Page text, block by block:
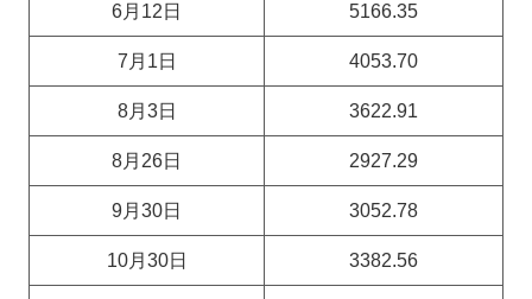
6月12日 5166.35
7月1日 4053.70
8月3日 3622.91
8月26日 2927.29
9月30日 3052.78
10月30日 3382.56